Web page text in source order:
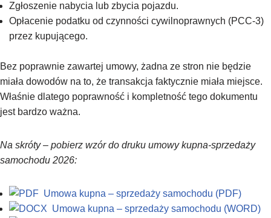
Zgłoszenie nabycia lub zbycia pojazdu.
Opłacenie podatku od czynności cywilnoprawnych (PCC-3)
przez kupującego.
Bez poprawnie zawartej umowy, żadna ze stron nie będzie
miała dowodów na to, że transakcja faktycznie miała miejsce.
Właśnie dlatego poprawność i kompletność tego dokumentu
jest bardzo ważna.
Na skróty – pobierz wzór do druku umowy kupna-sprzedaży
samochodu 2026:
Umowa kupna – sprzedaży samochodu (PDF)
Umowa kupna – sprzedaży samochodu (WORD)